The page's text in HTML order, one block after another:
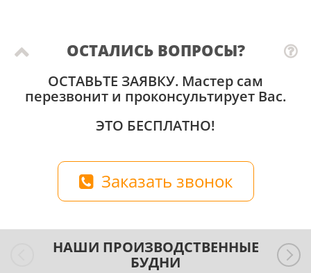
ОСТАЛИСЬ ВОПРОСЫ?
ОСТАВЬТЕ ЗАЯВКУ. Мастер сам
перезвонит и проконсультирует Вас.
ЭТО БЕСПЛАТНО!
Заказать звонок
НАШИ ПРОИЗВОДСТВЕННЫЕ
БУДНИ